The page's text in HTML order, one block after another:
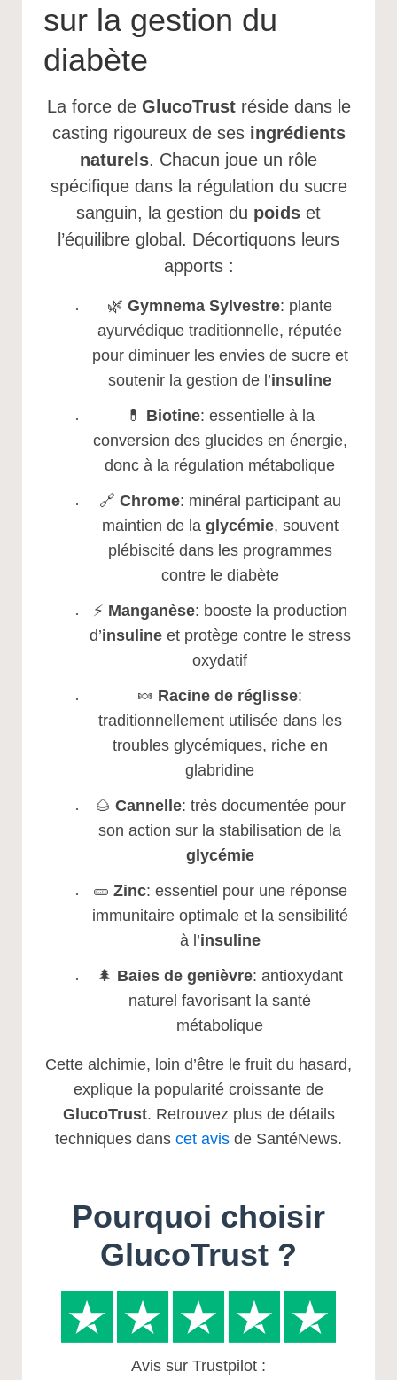
sur la gestion du
diabète
La force de GlucoTrustréside dans le
casting rigoureux de ses ingrédients
naturels. Chacun joue un rôle
spécifique dans la régulation du sucre
sanguin, la gestion du poids et
l’équilibre global. Décortiquons leurs
apports :
🌿 Gymnema Sylvestre: plante
ayurvédique traditionnelle, réputée
pour diminuer les envies de sucre et
soutenir la gestion de l’insuline
💊 Biotine: essentielle à la
conversion des glucides en énergie,
donc à la régulation métabolique
🔗 Chrome: minéral participant au
maintien de la glycémie, souvent
plébiscité dans les programmes
contre le diabète
⚡ Manganèse: booste la production
d’insulineet protège contre le stress
oxydatif
🍬 Racine de réglisse:
traditionnellement utilisée dans les
troubles glycémiques, riche en
glabridine
🌰 Cannelle: très documentée pour
son action sur la stabilisation de la
glycémie
🥒 Zinc: essentiel pour une réponse
immunitaire optimale et la sensibilité
à l’insuline
🌲 Baies de genièvre: antioxydant
naturel favorisant la santé
métabolique
Cette alchimie, loin d’être le fruit du hasard,
explique la popularité croissante de
GlucoTrust. Retrouvez plus de détails
techniques dans cet avis de SantéNews.
Pourquoi choisir
GlucoTrust ?
Avis sur Trustpilot :